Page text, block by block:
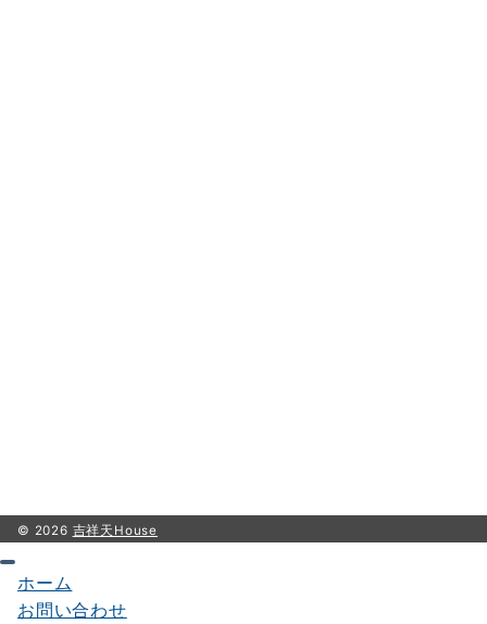
© 2026 吉祥天House
ホーム
お問い合わせ